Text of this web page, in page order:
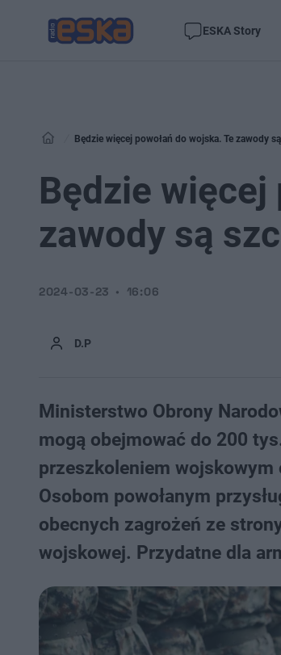
ESKA Story
Będzie więcej powołań do wojska. Te zawody
Będzie więcej
zawody są
D.P
2024-03-23 16:06
Ministerstwo Obrony
mogą obejmować do 200
przeszkoleniem
Osobom powołanym
obecnych zagrożeń ze
wojskowej. Przydatne dla